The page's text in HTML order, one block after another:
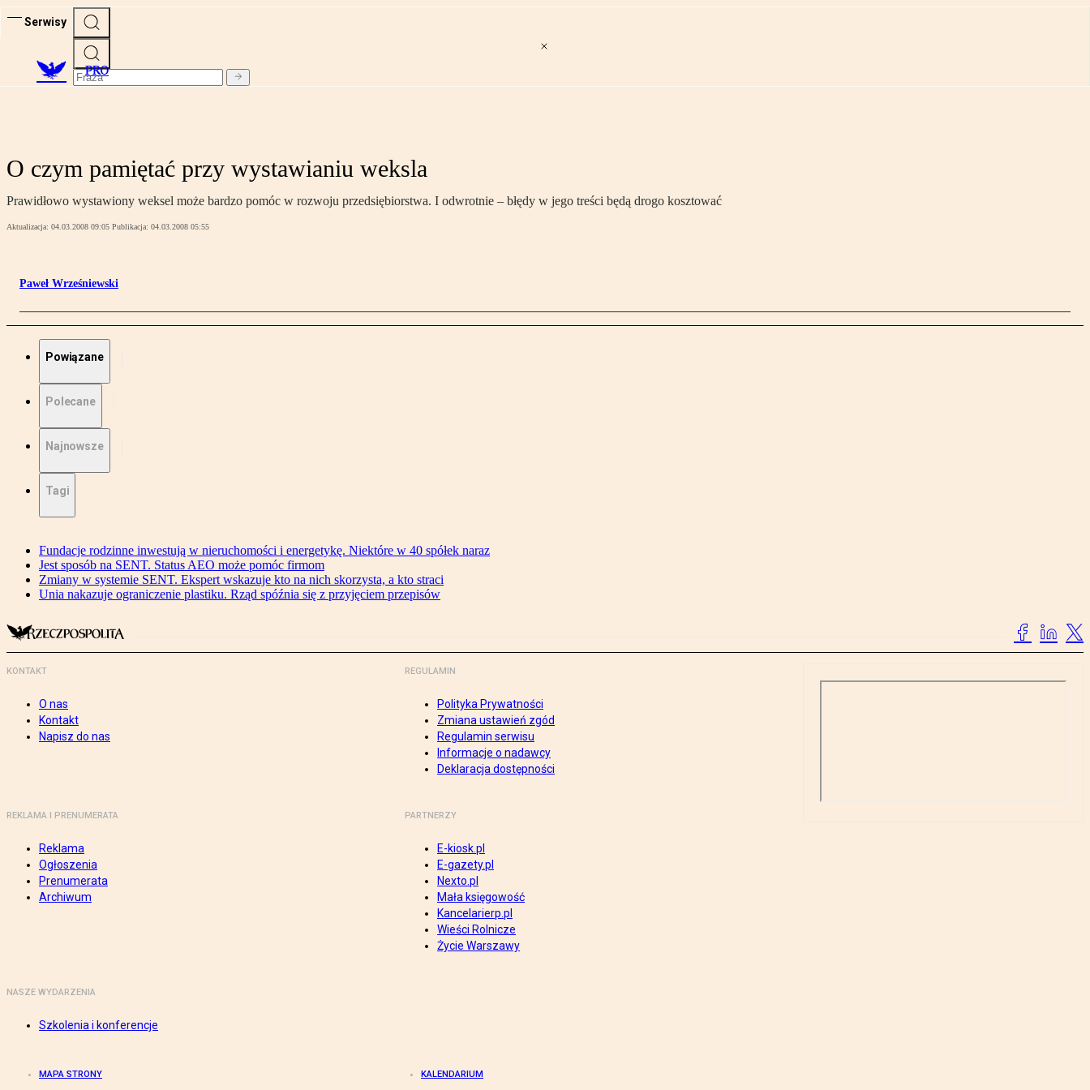
Serwisy
PRO
O czym pamiętać przy wystawianiu weksla
Prawidłowo wystawiony weksel może bardzo pomóc w rozwoju przedsiębiorstwa. I odwrotnie – błędy w jego treści będą drogo kosztować
Aktualizacja: 04.03.2008 09:05 Publikacja: 04.03.2008 05:55
Paweł Wrześniewski
Powiązane
Polecane
Najnowsze
Tagi
Fundacje rodzinne inwestują w nieruchomości i energetykę. Niektóre w 40 spółek naraz
Jest sposób na SENT. Status AEO może pomóc firmom
Zmiany w systemie SENT. Ekspert wskazuje kto na nich skorzysta, a kto straci
Unia nakazuje ograniczenie plastiku. Rząd spóźnia się z przyjęciem przepisów
KONTAKT
O nas
Kontakt
Napisz do nas
REGULAMIN
Polityka Prywatności
Zmiana ustawień zgód
Regulamin serwisu
Informacje o nadawcy
Deklaracja dostępności
REKLAMA I PRENUMERATA
Reklama
Ogłoszenia
Prenumerata
Archiwum
PARTNERZY
E-kiosk.pl
E-gazety.pl
Nexto.pl
Mała księgowość
Kancelarierp.pl
Wieści Rolnicze
Życie Warszawy
NASZE WYDARZENIA
Szkolenia i konferencje
MAPA STRONY KALENDARIUM